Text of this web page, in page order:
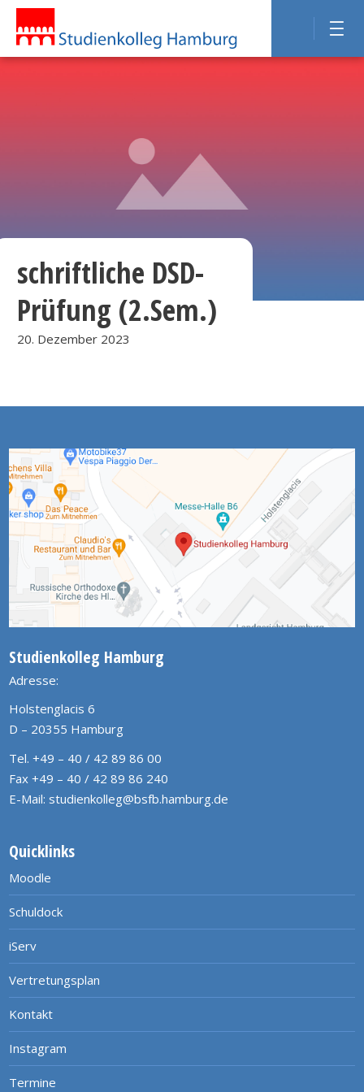
schriftliche DSD-
Prüfung (2.Sem.)
20. Dezember 2023
Studienkolleg Hamburg
Adresse:
Holstenglacis 6
D – 20355 Hamburg
Tel. +49 – 40 / 42 89 86 00
Fax +49 – 40 / 42 89 86 240
E-Mail: studienkolleg@bsfb.hamburg.de
Quicklinks
Moodle
Schuldock
iServ
Vertretungsplan
Kontakt
Instagram
Termine